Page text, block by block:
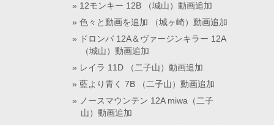
12モンキー 12B （城山）動画追加
色々と動画を追加 （城ヶ崎）動画追加
ドロンパ 12A＆ヴァージンキラー 12A
（城山）動画追加
レイラ 11D （二子山）動画追加
藍より青く 7B （二子山）動画追加
ノースマウンテン 12A miwa（二子
山）動画追加